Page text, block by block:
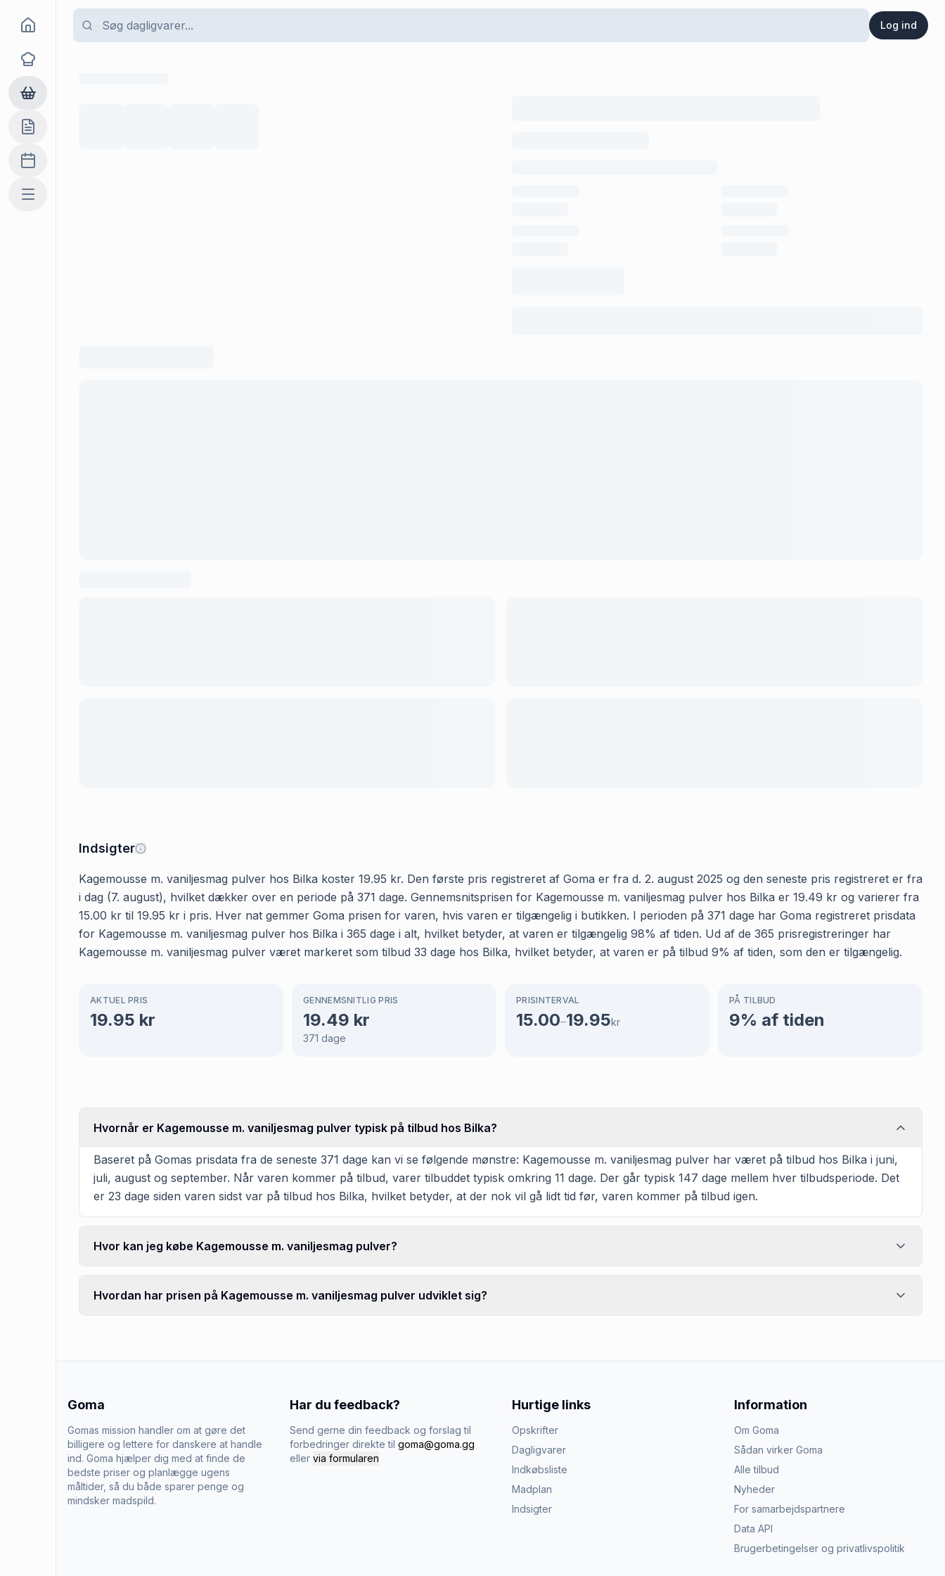
Log ind
Goma
Opskrifter
Dagligvarer
Indkøbslisten
Madplan
Mere
Indsigter
Kagemousse m. vaniljesmag pulver hos Bilka koster 19.95 kr. Den første pris registreret af Goma er fra d. 2. august 2025 og den seneste pris registreret er fra
i dag (7. august), hvilket dækker over en periode på 371 dage. Gennemsnitsprisen for Kagemousse m. vaniljesmag pulver hos Bilka er 19.49 kr og varierer fra
15.00 kr til 19.95 kr i pris. Hver nat gemmer Goma prisen for varen, hvis varen er tilgængelig i butikken. I perioden på 371 dage har Goma registreret prisdata
for Kagemousse m. vaniljesmag pulver hos Bilka i 365 dage i alt, hvilket betyder, at varen er tilgængelig 98% af tiden. Ud af de 365 prisregistreringer har
Kagemousse m. vaniljesmag pulver været markeret som tilbud 33 dage hos Bilka, hvilket betyder, at varen er på tilbud 9% af tiden, som den er tilgængelig.
AKTUEL PRIS
19.95 kr
GENNEMSNITLIG PRIS
19.49 kr
371 dage
PRISINTERVAL
15.00–19.95kr
PÅ TILBUD
9% af tiden
Hvornår er Kagemousse m. vaniljesmag pulver typisk på tilbud hos Bilka?
Baseret på Gomas prisdata fra de seneste 371 dage kan vi se følgende mønstre: Kagemousse m. vaniljesmag pulver har været på tilbud hos Bilka i juni,
juli, august og september. Når varen kommer på tilbud, varer tilbuddet typisk omkring 11 dage. Der går typisk 147 dage mellem hver tilbudsperiode. Det
er 23 dage siden varen sidst var på tilbud hos Bilka, hvilket betyder, at der nok vil gå lidt tid før, varen kommer på tilbud igen.
Hvor kan jeg købe Kagemousse m. vaniljesmag pulver?
Hvordan har prisen på Kagemousse m. vaniljesmag pulver udviklet sig?
Goma
Gomas mission handler om at gøre det
billigere og lettere for danskere at handle
ind. Goma hjælper dig med at finde de
bedste priser og planlægge ugens
måltider, så du både sparer penge og
mindsker madspild.
Har du feedback?
Send gerne din feedback og forslag til
forbedringer direkte til goma@goma.gg
eller via formularen
Hurtige links
Opskrifter
Dagligvarer
Indkøbsliste
Madplan
Indsigter
Information
Om Goma
Sådan virker Goma
Alle tilbud
Nyheder
For samarbejdspartnere
Data API
Brugerbetingelser og privatlivspolitik